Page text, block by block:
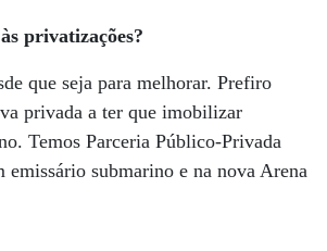
privatizações?
que seja para melhorar. Prefiro
privada a ter que imobilizar
Temos Parceria Público-Privada
emissário submarino e na nova Arena